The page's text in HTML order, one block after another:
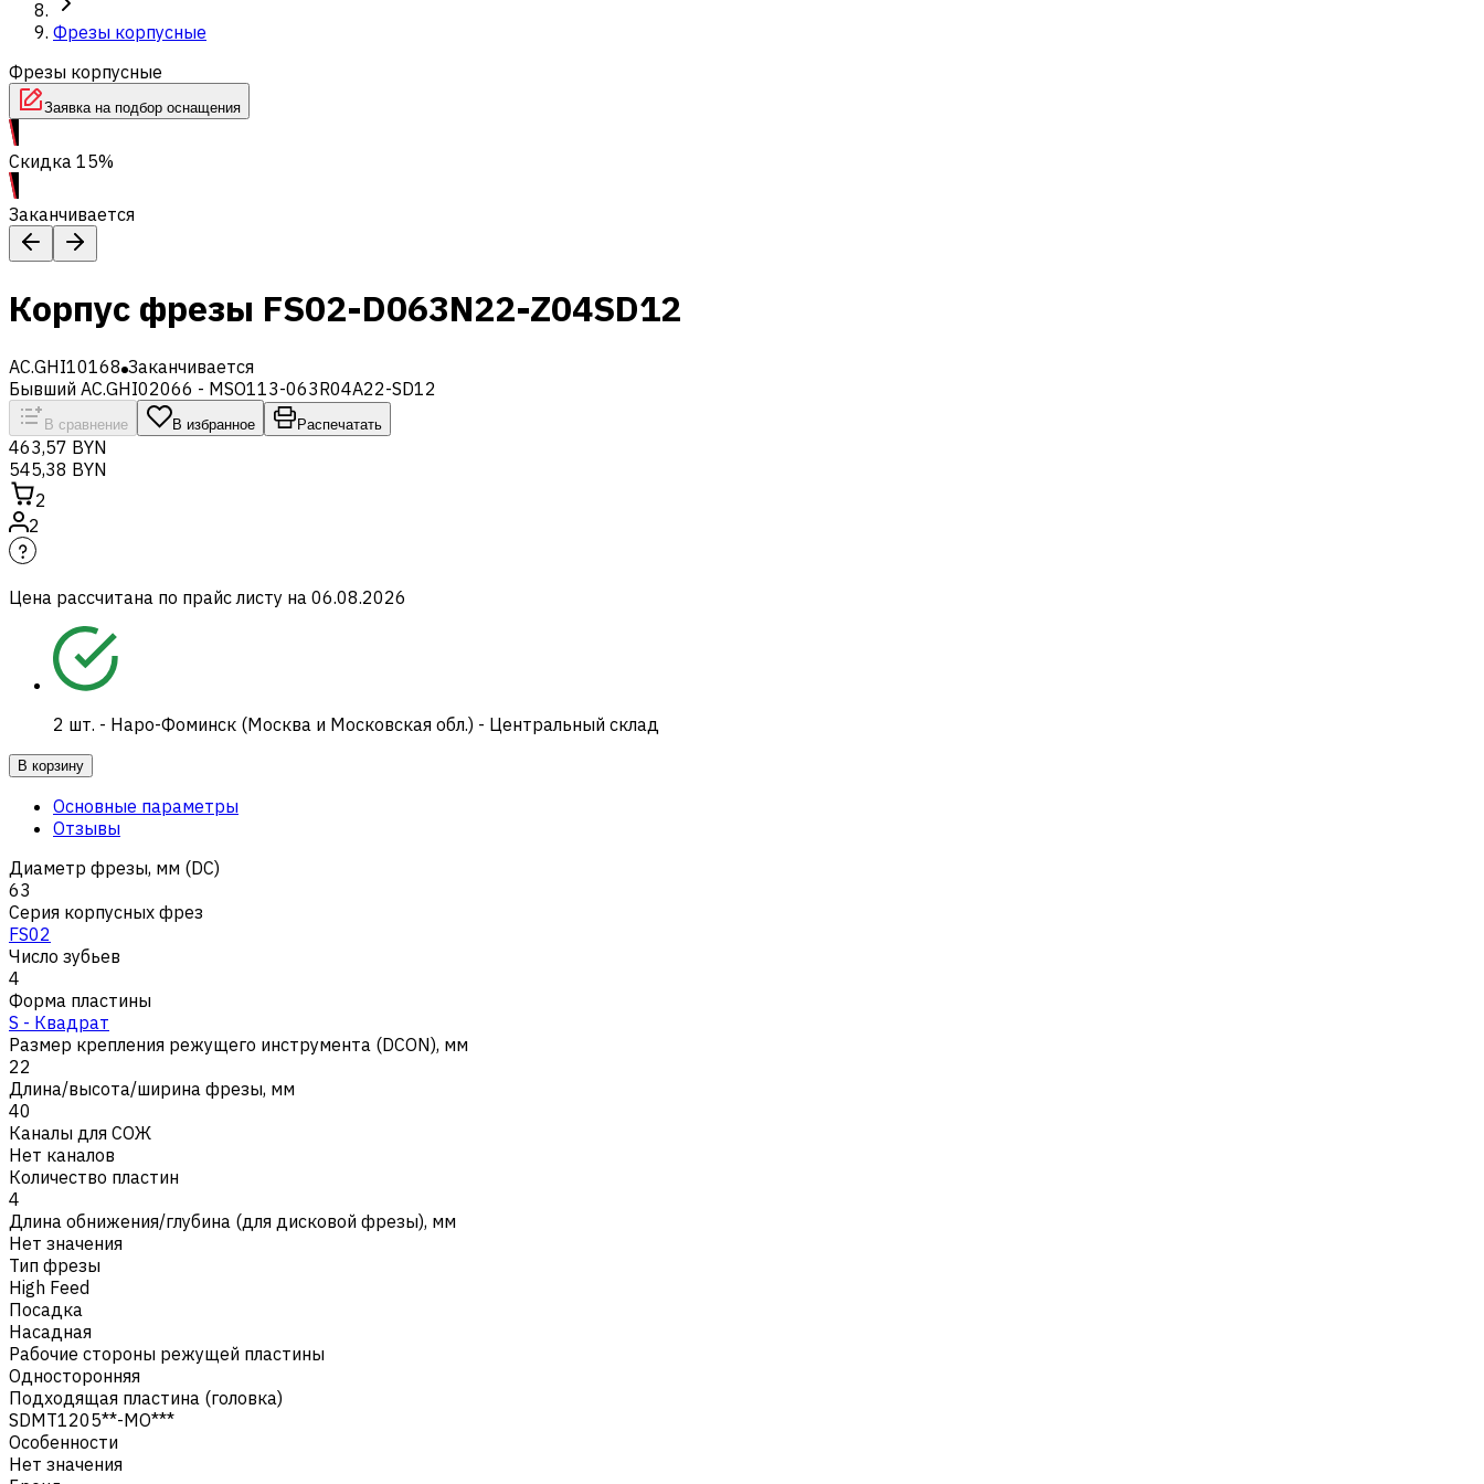
Фрезы корпусные
Фрезы корпусные
Заявка на подбор оснащения
Скидка 15%
Заканчивается
Корпус фрезы FS02-D063N22-Z04SD12
AC.GHI10168 Заканчивается
Бывший AC.GHI02066 - MSO113-063R04A22-SD12
В сравнение В избранное Распечатать
463,57 BYN
545,38 BYN
2
2
Цена рассчитана по прайс листу на 06.08.2026
2 шт. - Наро-Фоминск (Москва и Московская обл.) - Центральный склад
В корзину
Основные параметры
Отзывы
Диаметр фрезы, мм (DC)
63
Серия корпусных фрез
FS02
Число зубьев
4
Форма пластины
S - Квадрат
Размер крепления режущего инструмента (DCON), мм
22
Длина/высота/ширина фрезы, мм
40
Каналы для СОЖ
Нет каналов
Количество пластин
4
Длина обнижения/глубина (для дисковой фрезы), мм
Нет значения
Тип фрезы
High Feed
Посадка
Насадная
Рабочие стороны режущей пластины
Односторонняя
Подходящая пластина (головка)
SDMT1205**-MO***
Особенности
Нет значения